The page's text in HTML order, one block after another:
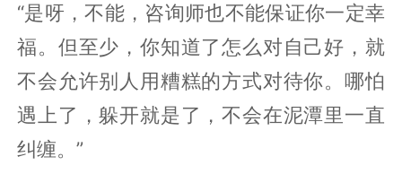
“是呀，不能，咨询师也不能保证你一定幸
福。但至少，你知道了怎么对自己好，就
不会允许别人用糟糕的方式对待你。哪怕
遇上了，躲开就是了，不会在泥潭里一直
纠缠。”